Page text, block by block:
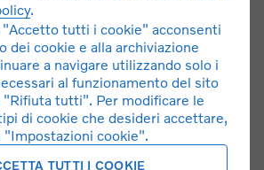
.
"Accetto tutti i cookie" acconsenti
dei cookie e alla archiviazione
a navigare utilizzando solo i
al funzionamento del sito
"Rifiuta tutti". Per modificare le
di cookie che desideri accettare,
"Impostazioni cookie".
TUTTI I COOKIE